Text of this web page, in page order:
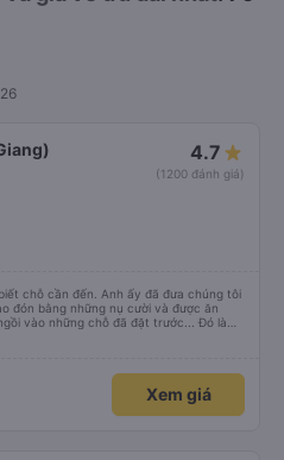
4.7
(1200 đánh giá)
chỗ cần đến. Anh ấy đã đưa chúng tôi
đón bằng những nụ cười và được ăn
vào những chỗ đã đặt trước... Đó là
Các con tôi gọi đó là &quot;xe xóc
Xem giá